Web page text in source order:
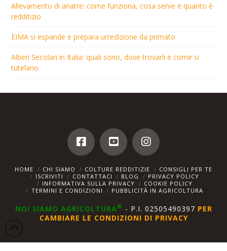
Allevamento di anatre: come funziona, cosa serve e quanto è
redditizio
EIMA si espande e prepara un’edizione da primato
Alberi Secolari in Italia: quali sono, dove trovarli e come si
tutelano
HOME CHI SIAMO COLTURE REDDITIZIE
CONSIGLI PER TE
ISCRIVITI
CONTATTACI BLOG
PRIVACY POLICY
INFORMATIVA SULLA PRIVACY
COOKIE POLICY
TERMINI E CONDIZIONI
PUBBLICITÀ IN AGRICOLTURA
NOI SIAMO AGRICOLTURA ® - P.I. 02505490397 PER
CAMBIARE LE CONDIZIONI DI PRIVACY